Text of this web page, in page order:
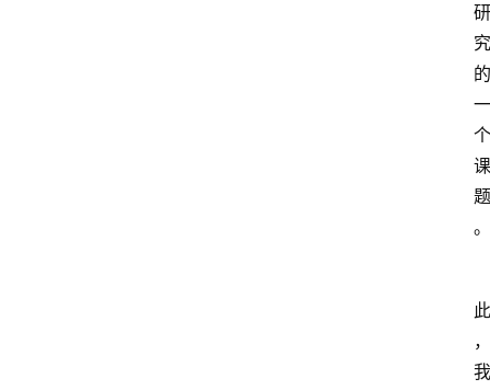
研
究
的
一
个
课
题
。
此
，
我